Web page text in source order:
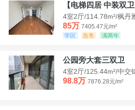
【电梯四居 中装双卫
4室2厅/114.78m²/枫丹
85万 7405.47元/m²
学区
急售 满两年
公园旁大套三双卫
4室2厅/125.44m²/中交
98.8万 7876.28元/m²